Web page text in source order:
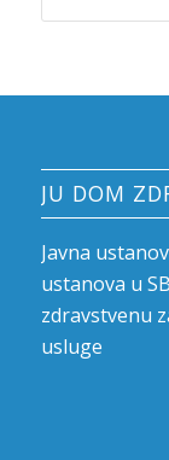
JU DOM
Javna
ustanova u
zdravstvenu
usluge